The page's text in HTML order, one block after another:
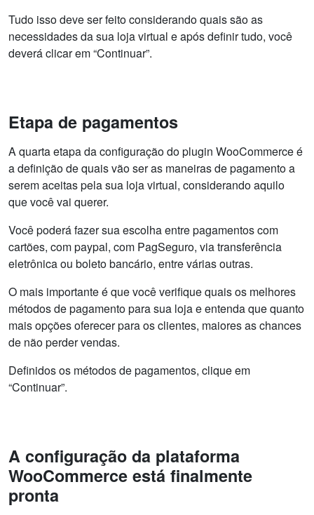
Tudo isso deve ser feito considerando quais são as
necessidades da sua loja virtual e após definir tudo, você
deverá clicar em “Continuar”.
Etapa de pagamentos
A quarta etapa da configuração do plugin WooCommerce é
a definição de quais vão ser as maneiras de pagamento a
serem aceitas pela sua loja virtual, considerando aquilo
que você vai querer.
Você poderá fazer sua escolha entre pagamentos com
cartões, com paypal, com PagSeguro, via transferência
eletrônica ou boleto bancário, entre várias outras.
O mais importante é que você verifique quais os melhores
métodos de pagamento para sua loja e entenda que quanto
mais opções oferecer para os clientes, maiores as chances
de não perder vendas.
Definidos os métodos de pagamentos, clique em
“Continuar”.
A configuração da plataforma
WooCommerce está finalmente
pronta